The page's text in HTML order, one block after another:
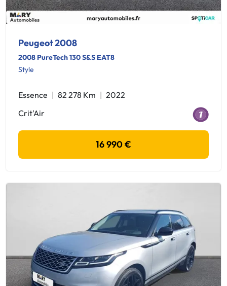
Peugeot 2008
2008 PureTech 130 S&S EAT8
Style
Essence 82 278 Km
2022
Crit'Air
16 990 €